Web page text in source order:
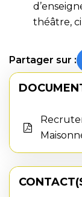
théâtre,
Partager sur :